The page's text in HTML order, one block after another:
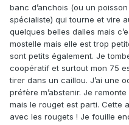
banc d’anchois (ou un
spécialiste) qui tourne et vire
quelques belles dalles mais
mostelle mais elle est trop
sont petits également. Je
coopératif et surtout mon 75
tirer dans un caillou. J’ai une
préfère m’abstenir. Je
mais le rouget est parti. Cette
avec les rougets ! Je fouille